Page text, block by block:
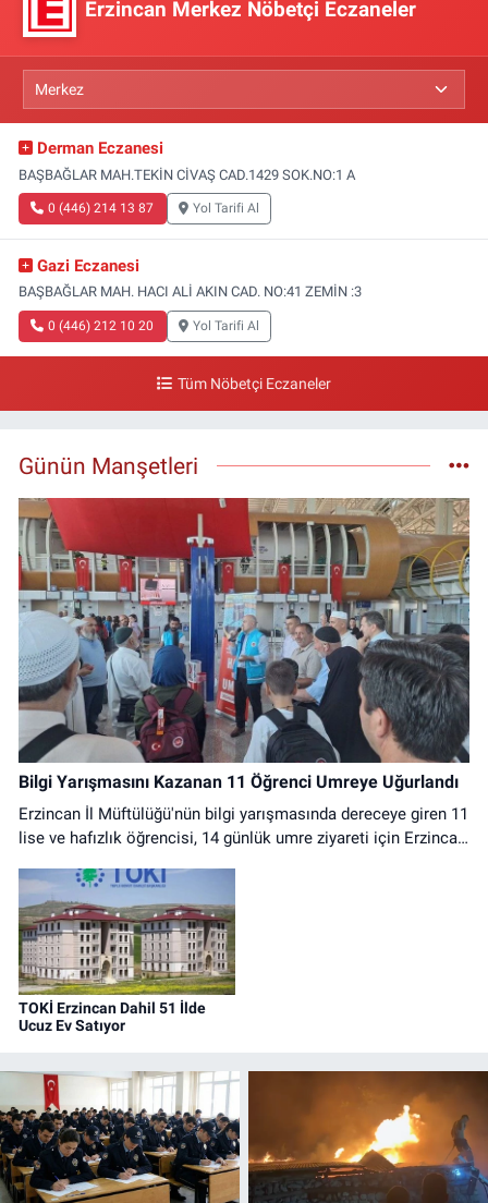
Erzincan Merkez Nöbetçi Eczaneler
Derman Eczanesi
BAŞBAĞLAR MAH.TEKİN CİVAŞ CAD.1429 SOK.NO:1 A
0 (446) 214 13 87 Yol Tarifi Al
Gazi Eczanesi
BAŞBAĞLAR MAH. HACI ALİ AKIN CAD. NO:41 ZEMİN :3
0 (446) 212 10 20 Yol Tarifi Al
Tüm Nöbetçi Eczaneler
Günün Manşetleri
Bilgi Yarışmasını Kazanan 11 Öğrenci Umreye Uğurlandı
Erzincan İl Müftülüğü'nün bilgi yarışmasında dereceye giren 11
lise ve hafızlık öğrencisi, 14 günlük umre ziyareti için Erzincan
TOKİ Erzincan Dahil 51 İlde
Ucuz Ev Satıyor